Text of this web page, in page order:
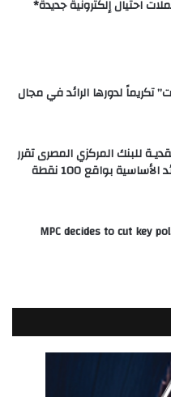
احتيال إلكترونية جديدة*
تكريماً لدورها الرائد في مجال
للبنك المركزي المصرى تقرر
خفض أسعار العائد الأساسية بواقع 100 نقطة
MPC decides to cut key